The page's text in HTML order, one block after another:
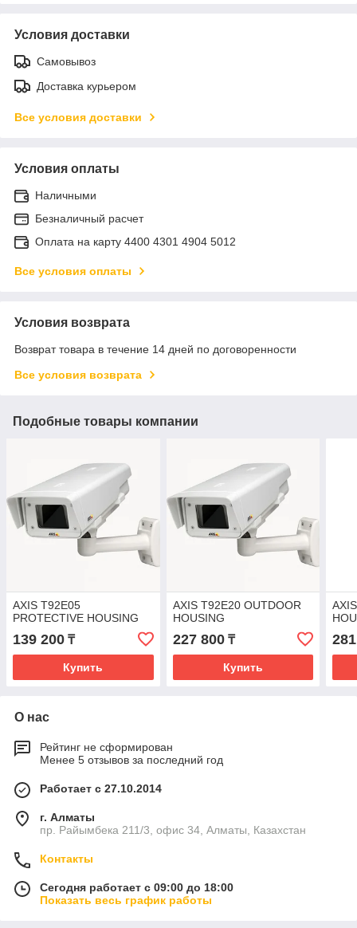
Условия доставки
Самовывоз
Доставка курьером
Все условия доставки
Условия оплаты
Наличными
Безналичный расчет
Оплата на карту 4400 4301 4904 5012
Все условия оплаты
Условия возврата
Возврат товара в течение 14 дней по договоренности
Все условия возврата
Подобные товары компании
AXIS T92E05
PROTECTIVE HOUSING
139 200 ₸
Купить
AXIS T92E20 OUTDOOR
HOUSING
227 800₸
Купить
О нас
Рейтинг не сформирован
Менее 5 отзывов за последний год
Работает с 27.10.2014
г. Алматы
пр. Райымбека 211/3, офис 34, Алматы, Казахстан
Контакты
Сегодня работает с 09:00 до 18:00
Показать весь график работы